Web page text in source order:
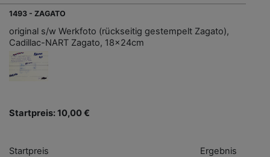
1493 - ZAGATO
original s/w Werkfoto (rückseitig gestempelt Zagato),
Cadillac-NART Zagato, 18x24cm
Startpreis: 10,00 €
Startpreis Ergebnis